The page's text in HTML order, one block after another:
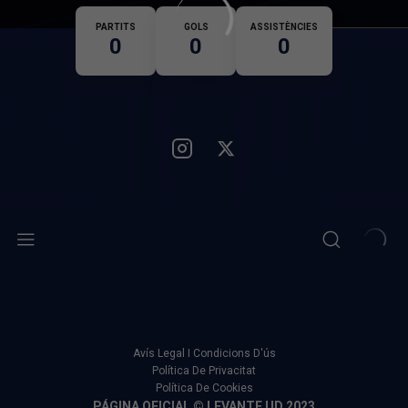
PARTITS
0
GOLS
0
ASSISTÈNCIES
0
Avís Legal I Condicions D'ús
Política De Privacitat
Política De Cookies